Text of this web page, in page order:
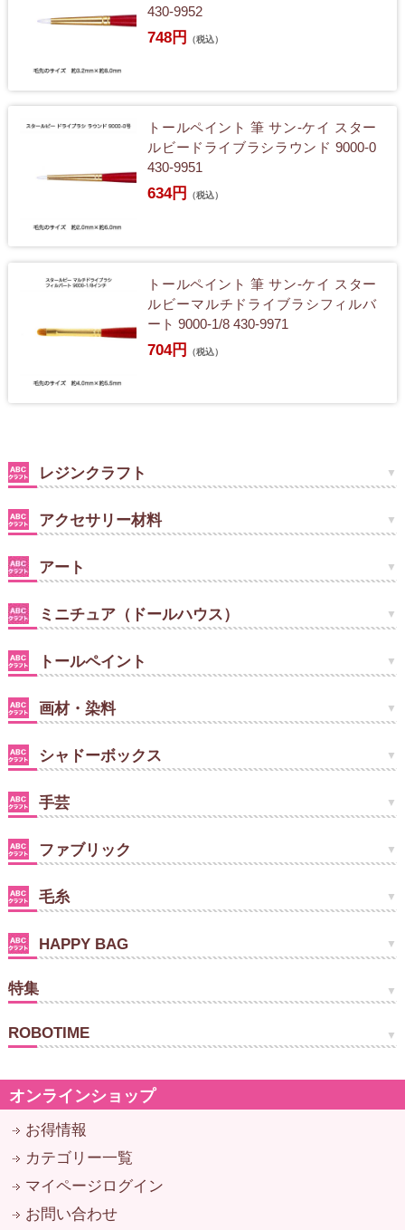
430-9952
748円 （税込）
トールペイント 筆 サン-ケイ スター
ルビードライブラシラウンド 9000-0
430-9951
634円 （税込）
トールペイント 筆 サン-ケイ スター
ルビーマルチドライブラシフィルバ
ート 9000-1/8 430-9971
704円 （税込）
レジンクラフト
アクセサリー材料
アート
ミニチュア（ドールハウス）
トールペイント
画材・染料
シャドーボックス
手芸
ファブリック
毛糸
HAPPY BAG
特集
ROBOTIME
オンラインショップ
お得情報
カテゴリー一覧
マイページログイン
お問い合わせ